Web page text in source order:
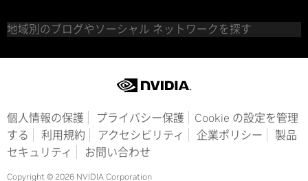
地域別のブログやソーシャル ネットワークを探す
個人情報の保護 プライバシー保護
Cookie の設定を管理
する
利用規約 アクセシビリティ 企業ポリシー
製品
セキュリティ
お問い合わせ
Copyright © 2026 NVIDIA Corporation